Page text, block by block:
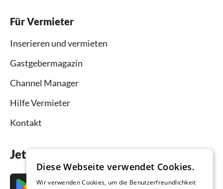
Für Vermieter
Inserieren und vermieten
Gastgebermagazin
Channel Manager
Hilfe Vermieter
Kontakt
Jetzt die App downloaden
Diese Webseite verwendet Cookies.
Wir verwenden Cookies, um die Benutzerfreundlichkeit